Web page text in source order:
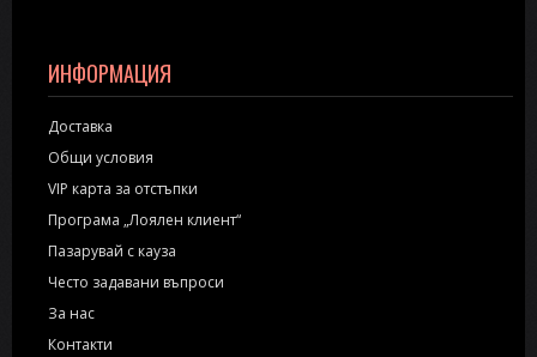
ИНФОРМАЦИЯ
Доставка
Общи условия
VIP карта за отстъпки
Програма „Лоялен клиент“
Пазарувай с кауза
Често задавани въпроси
За нас
Контакти